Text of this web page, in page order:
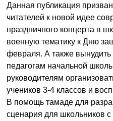
Данная публикация
читателей к новой идее
праздничного концерта в
военную тематику к Дню
февраля. А также
педагогам начальной
руководителям
учеников 3-4 классов и
В помощь тамаде для
сценария для школьников